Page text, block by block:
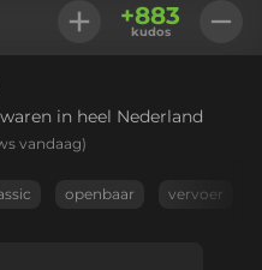
+883
kudos
in heel Nederland
vandaag)
openbaar vervoer